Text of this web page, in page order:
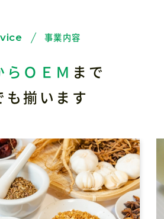
事業内容
らＯＥＭ まで
も揃います